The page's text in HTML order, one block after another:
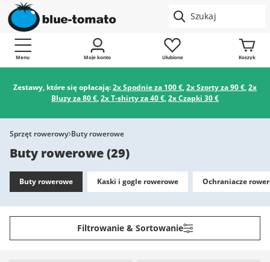
Menu Moje konto Ulubione Koszyk
Zestawy, które się opłacają:2x Spodnie za 100 €,2x Szorty za 90 €,2x
Bluzy za 80 €,2x T-shirty za 40 €,2x Czapki 30 €
Sprzęt rowerowy Buty rowerowe
Buty rowerowe(29)
Buty rowerowe Kaski i gogle rowerowe Ochraniacze
Filtrowanie & Sortowanie